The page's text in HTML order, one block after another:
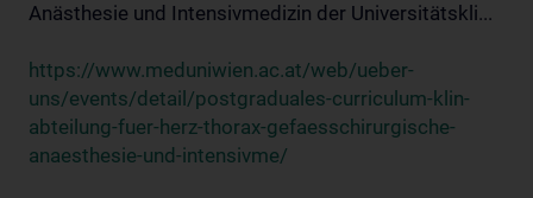
Anästhesie und Intensivmedizin der Universitätskli...
https://www.meduniwien.ac.at/web/ueber-
uns/events/detail/postgraduales-curriculum-klin-
abteilung-fuer-herz-thorax-gefaesschirurgische-
anaesthesie-und-intensivme/